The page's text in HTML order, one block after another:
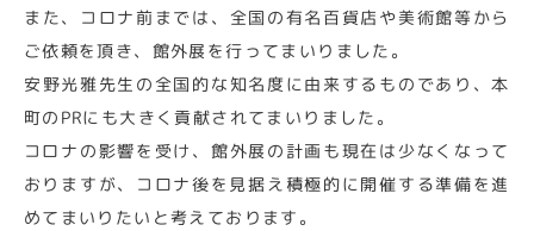
また、コロナ前までは、全国の有名百貨店や美術館等から
ご依頼を頂き、館外展を行ってまいりました。
安野光雅先生の全国的な知名度に由来するものであり、本
町のPRにも大きく貢献されてまいりました。
コロナの影響を受け、館外展の計画も現在は少なくなって
おりますが、コロナ後を見据え積極的に開催する準備を進
めてまいりたいと考えております。